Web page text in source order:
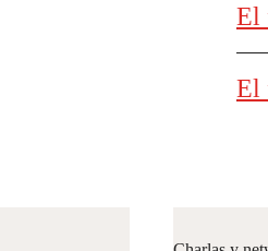
El
El